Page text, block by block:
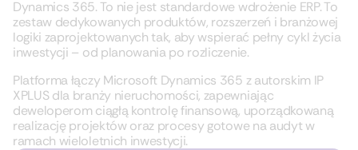
Dynamics 365. To nie jest standardowe wdrożenie ERP. To
zestaw dedykowanych produktów, rozszerzeń i branżowej
logiki zaprojektowanych tak, aby wspierać pełny cykl życia
inwestycji – od planowania po rozliczenie.
Platforma łączy Microsoft Dynamics 365 z autorskim IP
XPLUS dla branży nieruchomości, zapewniając
deweloperom ciągłą kontrolę finansową, uporządkowaną
realizację projektów oraz procesy gotowe na audyt w
ramach wieloletnich inwestycji.